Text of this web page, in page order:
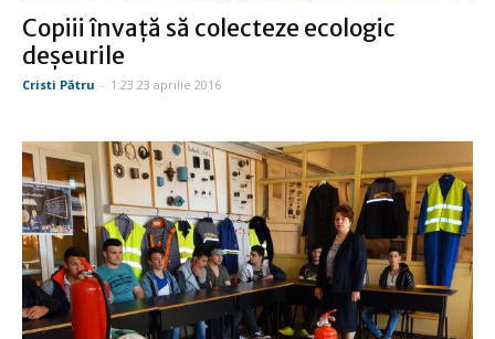
Copiii învaţă să colecteze ecologic
deşeurile
Cristi Pătru - 1:23 23 aprilie 2016